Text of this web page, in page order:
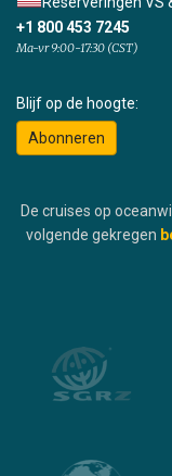
+1 800 453 7245
Ma-vr 9:00-17:30 (CST)
Blijf op de hoogte:
Abonneren
De cruises op
volgende gekregen